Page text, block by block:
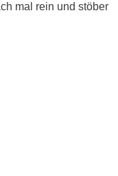
mal rein und stöber